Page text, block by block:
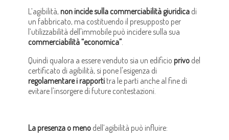
L’agibilità, non incide sulla commerciabilità giuridica di
un fabbricato, ma costituendo il presupposto per
l’utilizzabilità dell'immobile può incidere sulla sua
commerciabilità “economica”
Quindi qualora a essere venduto sia un edificio privo del
certificato di agibilità, si pone l'esigenza di
regolamentare i rapporti tra le parti anche al fine di
evitare l'insorgere di future contestazioni.
La presenza o meno dell’agibilità può influire: